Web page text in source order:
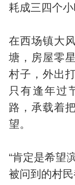
耗成三四个小
在西场镇大
塘，房屋零
村子，外出
只有逢年过
路，承载着
望。
“肯定是希望
被问到的村民